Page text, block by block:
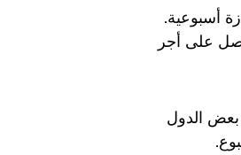
أسبوعية.
على أجر
40 ساعةً. كما اختارت بعض الدول